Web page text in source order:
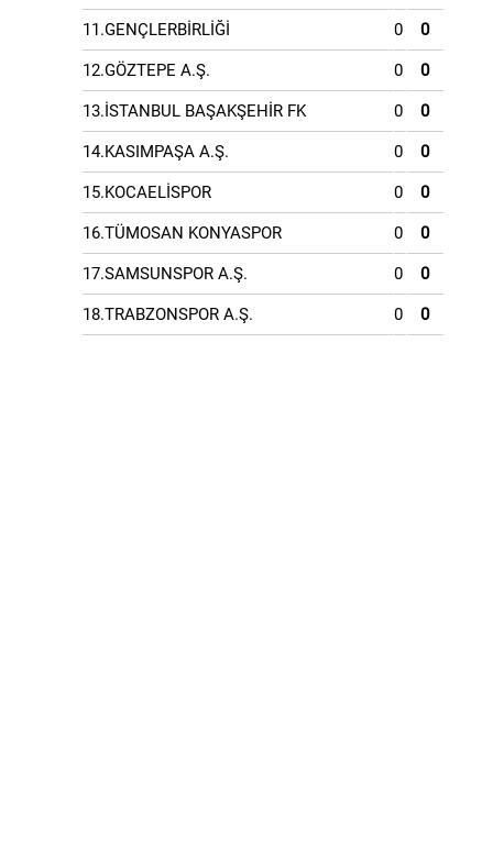
11.GENÇLERBİRLİĞİ 0 0
12.GÖZTEPE A.Ş. 0 0
13.İSTANBUL BAŞAKŞEHİR FK 0 0
14.KASIMPAŞA A.Ş. 0 0
15.KOCAELİSPOR 0 0
16.TÜMOSAN KONYASPOR 0 0
17.SAMSUNSPOR A.Ş. 0 0
18.TRABZONSPOR A.Ş. 0 0